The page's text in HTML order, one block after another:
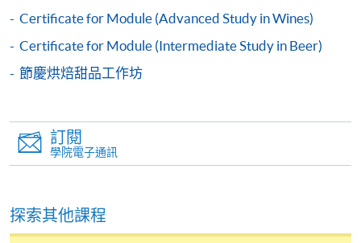
報讀新課程
凡以「先到先得」為取錄方式的課程，請填妥
SF26報名表，親往
[下載報名表SF26
Certificate for Module (Advanced Study in Wines)
Certificate for Module (Intermediate Study in Beer)
節慶烘焙甜品工作坊
訂閱
學院電子通訊
探索其他課程